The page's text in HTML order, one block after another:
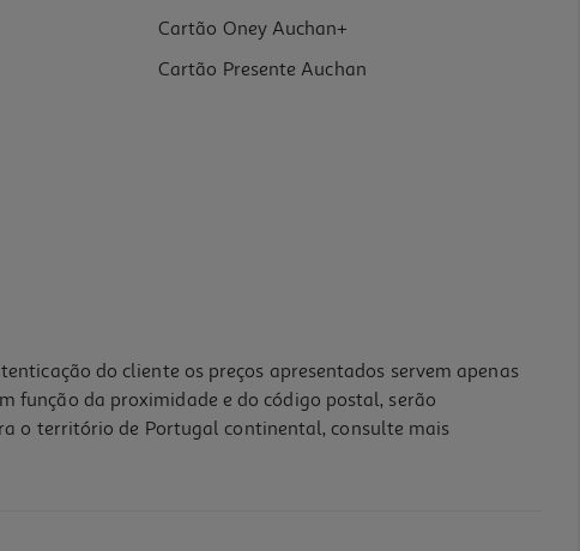
Cartão Oney Auchan+
Cartão Presente Auchan
do cliente os preços apresentados servem apenas
função da proximidade e do código postal, serão
o território de Portugal continental, consulte mais